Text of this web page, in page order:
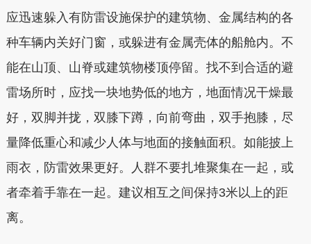
应迅速躲入有防雷设施保护的建筑物、金属结构的各
种车辆内关好门窗，或躲进有金属壳体的船舱内。不
能在山顶、山脊或建筑物楼顶停留。找不到合适的避
雷场所时，应找一块地势低的地方，地面情况干燥最
好，双脚并拢，双膝下蹲，向前弯曲，双手抱膝，尽
量降低重心和减少人体与地面的接触面积。如能披上
雨衣，防雷效果更好。人群不要扎堆聚集在一起，或
者牵着手靠在一起。建议相互之间保持3米以上的距
离。